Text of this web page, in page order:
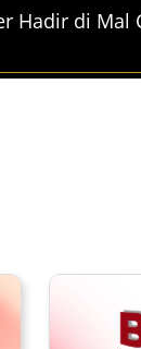
Hadir di Mal